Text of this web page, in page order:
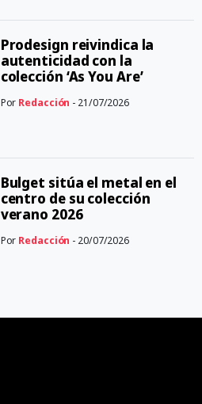
Prodesign reivindica la
autenticidad con la
colección ‘As You Are’
Por Redacción - 21/07/2026
Bulget sitúa el metal en el
centro de su colección
verano 2026
Por Redacción - 20/07/2026